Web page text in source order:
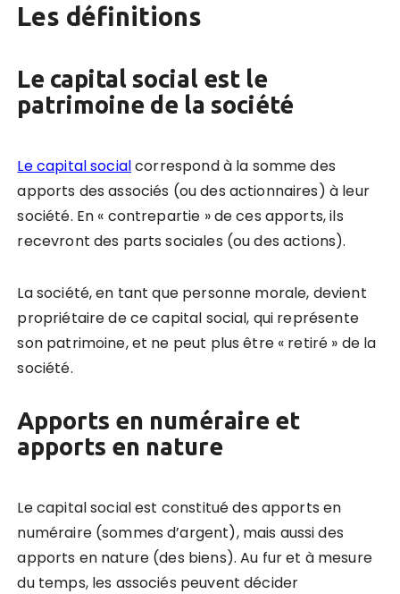
Les définitions
Le capital social est le
patrimoine de la société
Le capital socialcorrespond à la somme des
apports des associés (ou des actionnaires) à leur
société. En « contrepartie » de ces apports, ils
recevront des parts sociales (ou des actions).
La société, en tant que personne morale, devient
propriétaire de ce capital social, qui représente
son patrimoine, et ne peut plus être « retiré » de la
société.
Apports en numéraire et
apports en nature
Le capital social est constitué des apports en
numéraire (sommes d’argent), mais aussi des
apports en nature (des biens). Au fur et à mesure
du temps, les associés peuvent décider